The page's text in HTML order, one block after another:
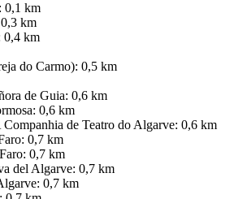
0,1 km
km
0,4 km
do Carmo): 0,5 km
de Guia: 0,6 km
0,6 km
Companhia de Teatro do Algarve: 0,6 km
0,7 km
0,7 km
del Algarve: 0,7 km
0,7 km